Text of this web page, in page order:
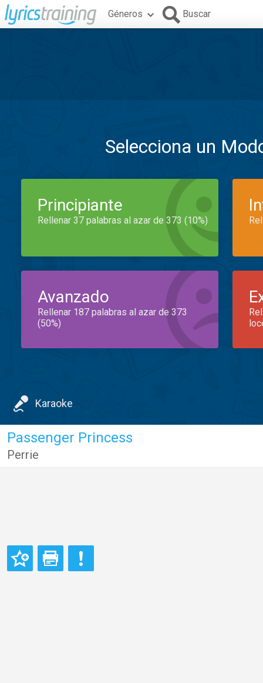
Géneros Buscar
Selecciona un
Principiante
Rellenar 37 palabras al azar de 373 (10%)
Avanzado
Rellenar 187 palabras al azar de 373
(50%)
Karaoke
Passenger Princess
Perrie